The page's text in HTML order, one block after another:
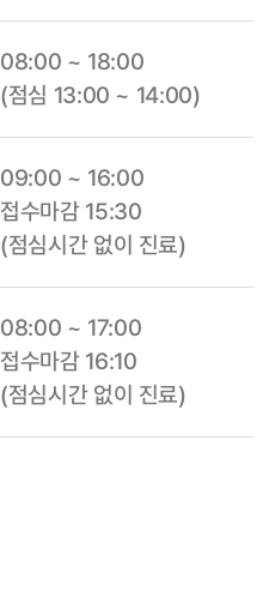
08:00 ~ 18:00
(점심 13:00 ~ 14:00)
09:00 ~ 16:00
접수마감 15:30
(점심시간 없이 진료)
08:00 ~ 17:00
접수마감 16:10
(점심시간 없이 진료)